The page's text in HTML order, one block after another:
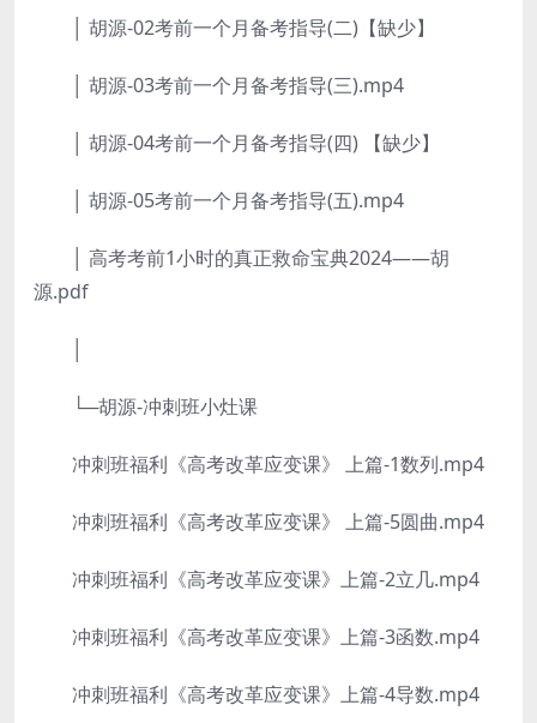
│ 胡源-02考前一个月备考指导(二)【缺少】
│ 胡源-03考前一个月备考指导(三).mp4
│ 胡源-04考前一个月备考指导(四) 【缺少】
│ 胡源-05考前一个月备考指导(五).mp4
│ 高考考前1小时的真正救命宝典2024——胡
源.pdf
└─胡源-冲刺班小灶课
冲刺班福利《高考改革应变课》 上篇-1数列.mp4
冲刺班福利《高考改革应变课》 上篇-5圆曲.mp4
冲刺班福利《高考改革应变课》上篇-2立几.mp4
冲刺班福利《高考改革应变课》上篇-3函数.mp4
冲刺班福利《高考改革应变课》上篇-4导数.mp4